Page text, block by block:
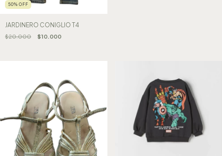
50% OFF
JARDINERO CONIGLIO T4
$20.000 $10.000